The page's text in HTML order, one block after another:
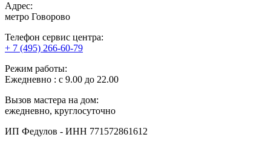
Адрес:
метро Говорово
Телефон сервис центра:
+ 7 (495) 266-60-79
Режим работы:
Ежедневно : с 9.00 до 22.00
Вызов мастера на дом:
ежедневно, круглосуточно
ИП Федулов - ИНН 771572861612